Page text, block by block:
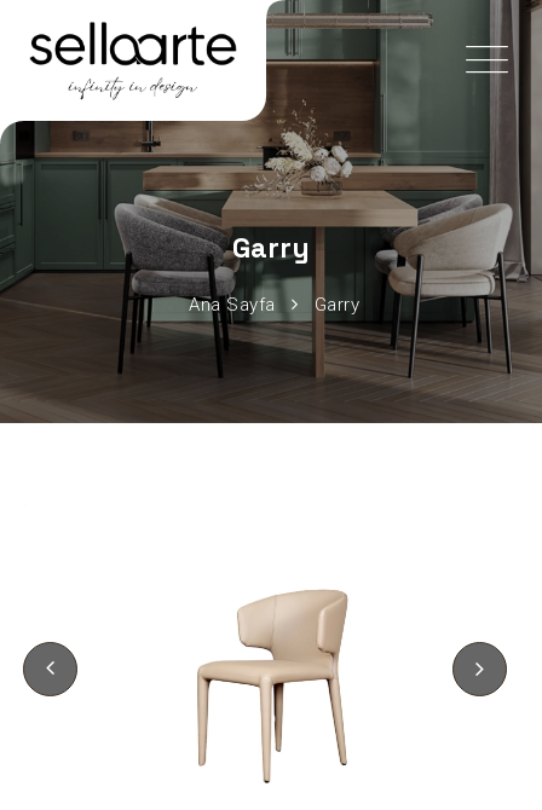
Garry
Ana Sayfa Garry